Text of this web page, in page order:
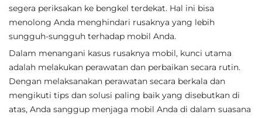
segera periksakan ke bengkel terdekat. Hal ini bisa
menolong Anda menghindari rusaknya yang lebih
sungguh-sungguh terhadap mobil Anda.
Dalam menangani kasus rusaknya mobil, kunci utama
adalah melakukan perawatan dan perbaikan secara rutin.
Dengan melaksanakan perawatan secara berkala dan
mengikuti tips dan solusi paling baik yang disebutkan di
atas, Anda sanggup menjaga mobil Anda di dalam suasana